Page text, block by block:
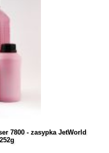
7800 - zasypka JetWorld